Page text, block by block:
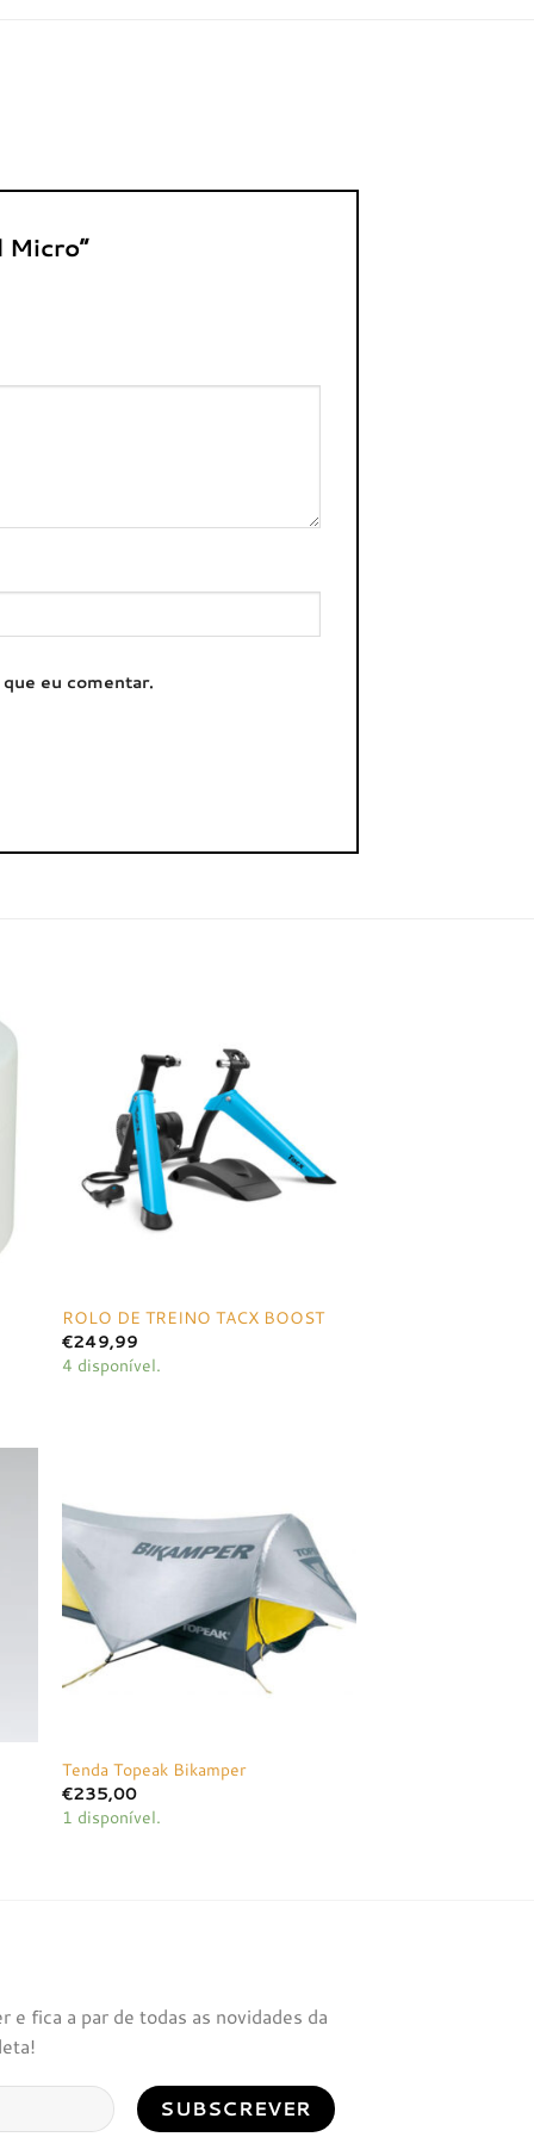
Micro”
eu comentar.
ROLO DE TREINO TACX BOOST
€249,99
4 disponível.
Adicionar
à lista de
desejos
Tenda Topeak Bikamper
€235,00
1 disponível.
e fica a par de todas as novidades da